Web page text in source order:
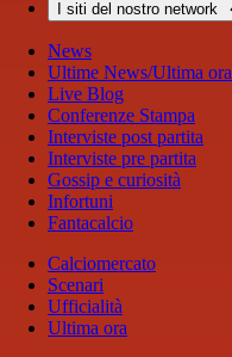
I siti del nostro network
News
Ultime News/Ultima ora
Live Blog
Conferenze Stampa
Interviste post partita
Interviste pre partita
Gossip e curiosità
Infortuni
Fantacalcio
Calciomercato
Scenari
Ufficialità
Ultima ora